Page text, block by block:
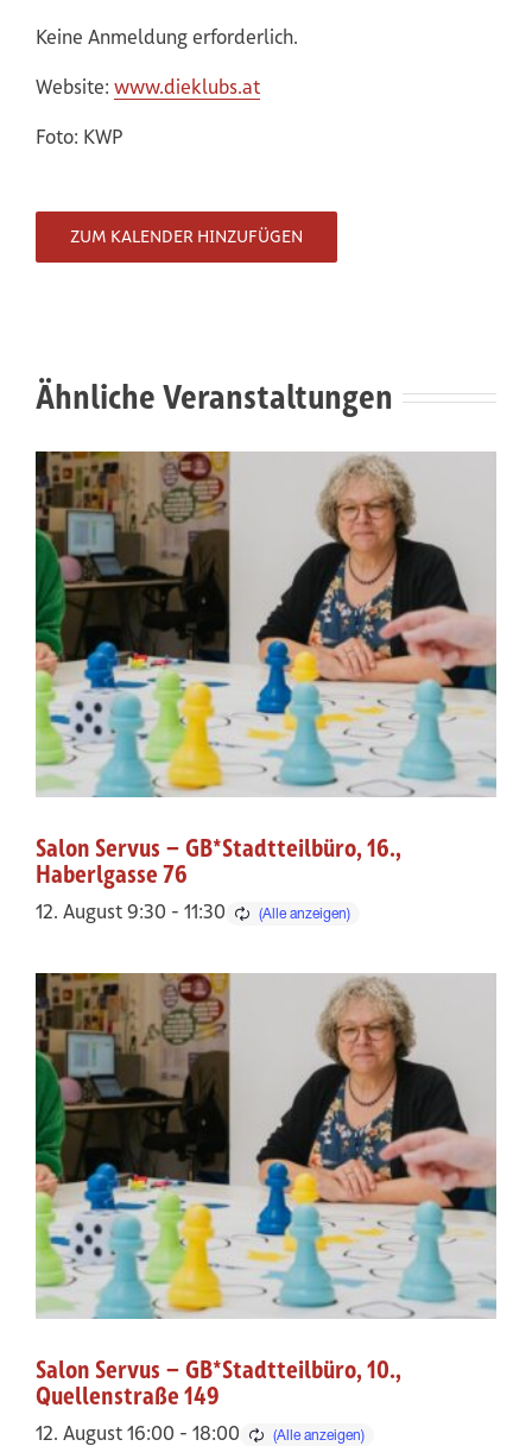
Keine Anmeldung erforderlich.
Website: www.dieklubs.at
Foto: KWP
ZUM KALENDER HINZUFÜGEN
Ähnliche Veranstaltungen
Salon Servus – GB*Stadtteilbüro, 16.,
Haberlgasse 76
12. August 9:30 - 11:30
Salon Servus – GB*Stadtteilbüro, 10.,
Quellenstraße 149
12. August 16:00 - 18:00